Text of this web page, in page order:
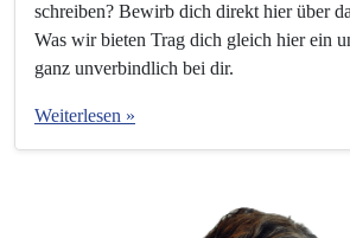
schreiben? Bewirb dich direkt hier über
Was wir bieten Trag dich gleich hier ein
ganz unverbindlich bei dir.
Weiterlesen »